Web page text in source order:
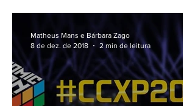
Matheus Mans e Bárbara Zago
8 de dez. de 2018
2 min de leitura